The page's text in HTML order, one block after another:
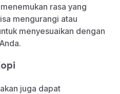
rasa yang
mengurangi atau
menyesuaikan dengan
juga dapat